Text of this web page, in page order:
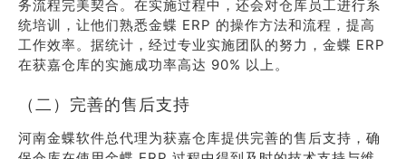
务流程完美契合。在实施过程中，还会对仓库员工进行系
统培训，让他们熟悉金蝶 ERP 的操作方法和流程，提高
工作效率。据统计，经过专业实施团队的努力，金蝶 ERP
在获嘉仓库的实施成功率高达 90% 以上。
（二）完善的售后支持
河南金蝶软件总代理为获嘉仓库提供完善的售后支持，确